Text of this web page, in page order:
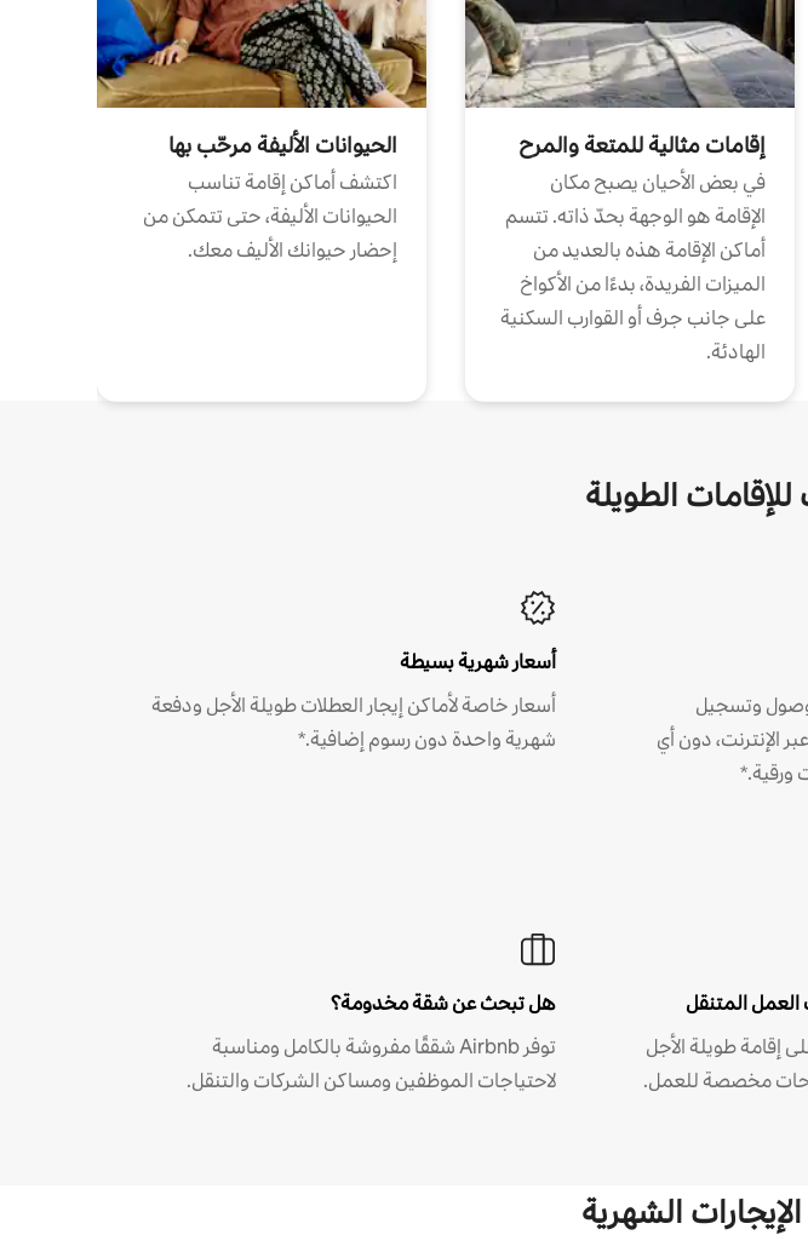
إقامات مثالية للمتعة والمرح
في بعض الأحيان يصبح مكان
الإقامة هو الوجهة بحدّ ذاته. تتسم
أماكن الإقامة هذه بالعديد من
الميزات الفريدة، بدءًا من الأكواخ
على جانب جرف أو القوارب السكنية
الهادئة.
الحيوانات الأليفة مرحّب بها
اكتشف أماكن إقامة تناسب
الحيوانات الأليفة، حتى تتمكن من
إحضار حيوانك الأليف معك.
للإقامات الطويلة
وتسجيل
الإنترنت، دون أي
ورقية.*
أسعار شهرية بسيطة
أسعار خاصة لأماكن إيجار العطلات طويلة الأجل ودفعة
شهرية واحدة دون رسوم إضافية.*
المتنقل
إقامة طويلة الأجل
مخصصة للعمل.
هل تبحث عن شقة مخدومة؟
توفر Airbnb شققًا مفروشة بالكامل ومناسبة
لاحتياجات الموظفين ومساكن الشركات والتنقل.
الشهرية